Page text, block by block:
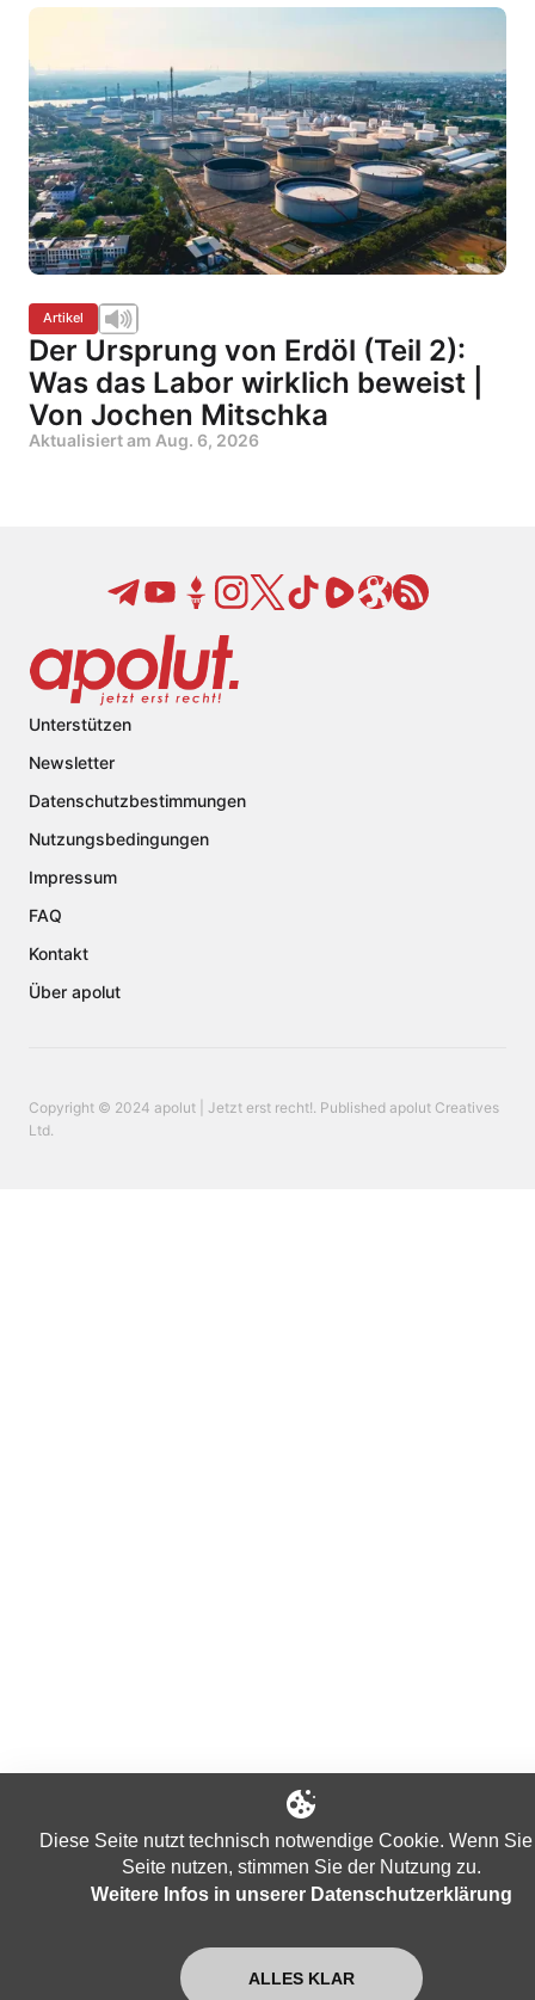
Artikel
Der Ursprung von Erdöl (Teil 2):
Was das Labor wirklich beweist |
Von Jochen Mitschka
Aktualisiert am Aug. 6, 2026
Unterstützen
Newsletter
Datenschutzbestimmungen
Nutzungsbedingungen
Impressum
FAQ
Kontakt
Über apolut
Copyright © 2024 apolut | Jetzt erst recht!. Published apolut Creatives
Ltd.
Diese Seite nutzt technisch notwendige Cookie. Wenn
Seite nutzen, stimmen Sie der Nutzung zu.
Weitere Infos in unserer Datenschutzerklärung
ALLES KLAR